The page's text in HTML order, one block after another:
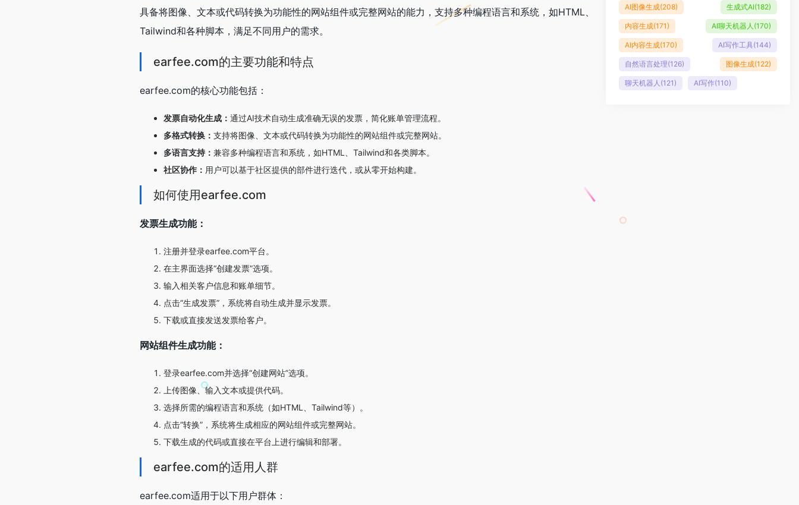
具备将图像、文本或代码转换为功能性的网站组件或完整网站的能力，支持多种编程语言和系统，如HTML、
Tailwind和各种脚本，满足不同用户的需求。
earfee.com的主要功能和特点
earfee.com的核心功能包括：
发票自动化生成： 通过AI技术自动生成准确无误的发票，简化账单管理流程。
多格式转换： 支持将图像、文本或代码转换为功能性的网站组件或完整网站。
多语言支持： 兼容多种编程语言和系统，如HTML、Tailwind和各类脚本。
社区协作： 用户可以基于社区提供的部件进行迭代，或从零开始构建。
如何使用earfee.com
发票生成功能：
注册并登录earfee.com平台。
在主界面选择“创建发票”选项。
输入相关客户信息和账单细节。
点击“生成发票”，系统将自动生成并显示发票。
下载或直接发送发票给客户。
网站组件生成功能：
登录earfee.com并选择“创建网站”选项。
上传图像、输入文本或提供代码。
选择所需的编程语言和系统（如HTML、Tailwind等）。
点击“转换”，系统将生成相应的网站组件或完整网站。
下载生成的代码或直接在平台上进行编辑和部署。
earfee.com的适用人群
earfee.com适用于以下用户群体：
AI图像生成(208) 生成式AI(182)
内容生成(171) AI聊天机器人 (170)
AI内容生成(170) AI写作工具(144)
自然语言处理(126) 图像生成(122)
聊天机器人 (121) AI写作(110)